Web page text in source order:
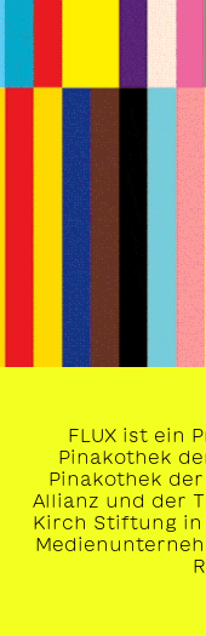
FLUX ist ein
Pinakothek
Pinakothek
Allianz und der
Kirch Stiftung in